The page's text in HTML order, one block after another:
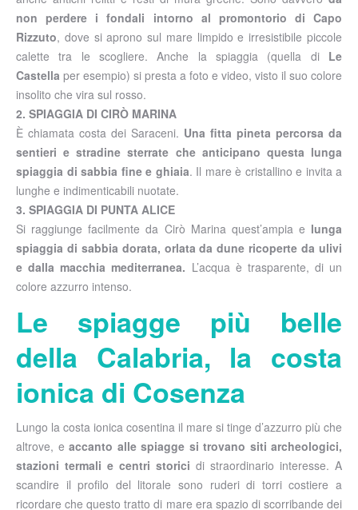
non perdere i fondali intorno al promontorio di Capo
Rizzuto, dove si aprono sul mare limpido e irresistibile piccole
calette tra le scogliere. Anche la spiaggia (quella di Le
Castella per esempio) si presta a foto e video, visto il suo colore
insolito che vira sul rosso.
2. SPIAGGIA DI CIRÒ MARINA
È chiamata costa dei Saraceni. Una fitta pineta percorsa da
sentieri e stradine sterrate che anticipano questa lunga
spiaggia di sabbia fine e ghiaia. Il mare è cristallino e invita a
lunghe e indimenticabili nuotate.
3. SPIAGGIA DI PUNTA ALICE
Si raggiunge facilmente da Cirò Marina quest’ampia e lunga
spiaggia di sabbia dorata, orlata da dune ricoperte da ulivi
e dalla macchia mediterranea. L’acqua è trasparente, di un
colore azzurro intenso.
Le spiagge più belle
della Calabria, la costa
ionica di Cosenza
Lungo la costa ionica cosentina il mare si tinge d’azzurro più che
altrove, e accanto alle spiagge si trovano siti archeologici,
stazioni termali e centri storici di straordinario interesse. A
scandire il profilo del litorale sono ruderi di torri costiere a
ricordare che questo tratto di mare era spazio di scorribande dei